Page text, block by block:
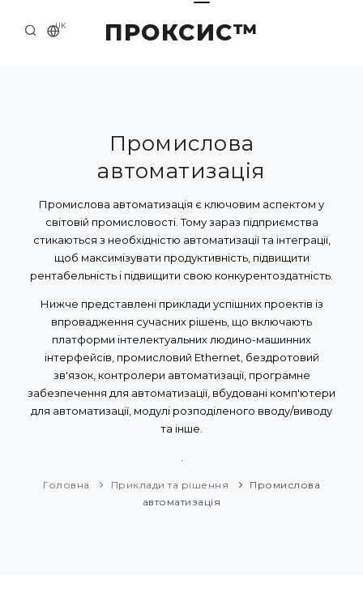
ПРОКСИС™
UK
ПРИКЛАДИ ТА РІШЕННЯ
КАТАЛОГ ПРОДУКЦІЇ
НОВИНИ
Промислова
автоматизація
Промислова автоматизація є ключовим аспектом у
світовій промисловості. Тому зараз підприємства
стикаються з необхідністю автоматизації та інтеграції,
щоб максимізувати продуктивність, підвищити
рентабельність і підвищити свою конкурентоздатність.
Нижче представлені приклади успішних проектів із
впровадження сучасних рішень, що включають
платформи інтелектуальних людино-машинних
інтерфейсів, промисловий Ethernet, бездротовий
зв'язок, контролери автоматизації, програмне
забезпечення для автоматизації, вбудовані комп'ютери
для автоматизації, модулі розподіленого вводу/виводу
та інше.
Головна Приклади та рішення
Промислова
автоматизація